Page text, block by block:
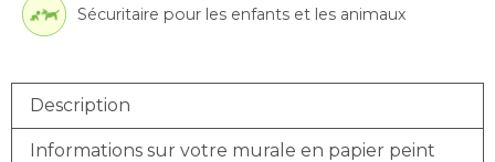
Sécuritaire pour les enfants et les animaux
Description
Informations sur votre murale en papier peint